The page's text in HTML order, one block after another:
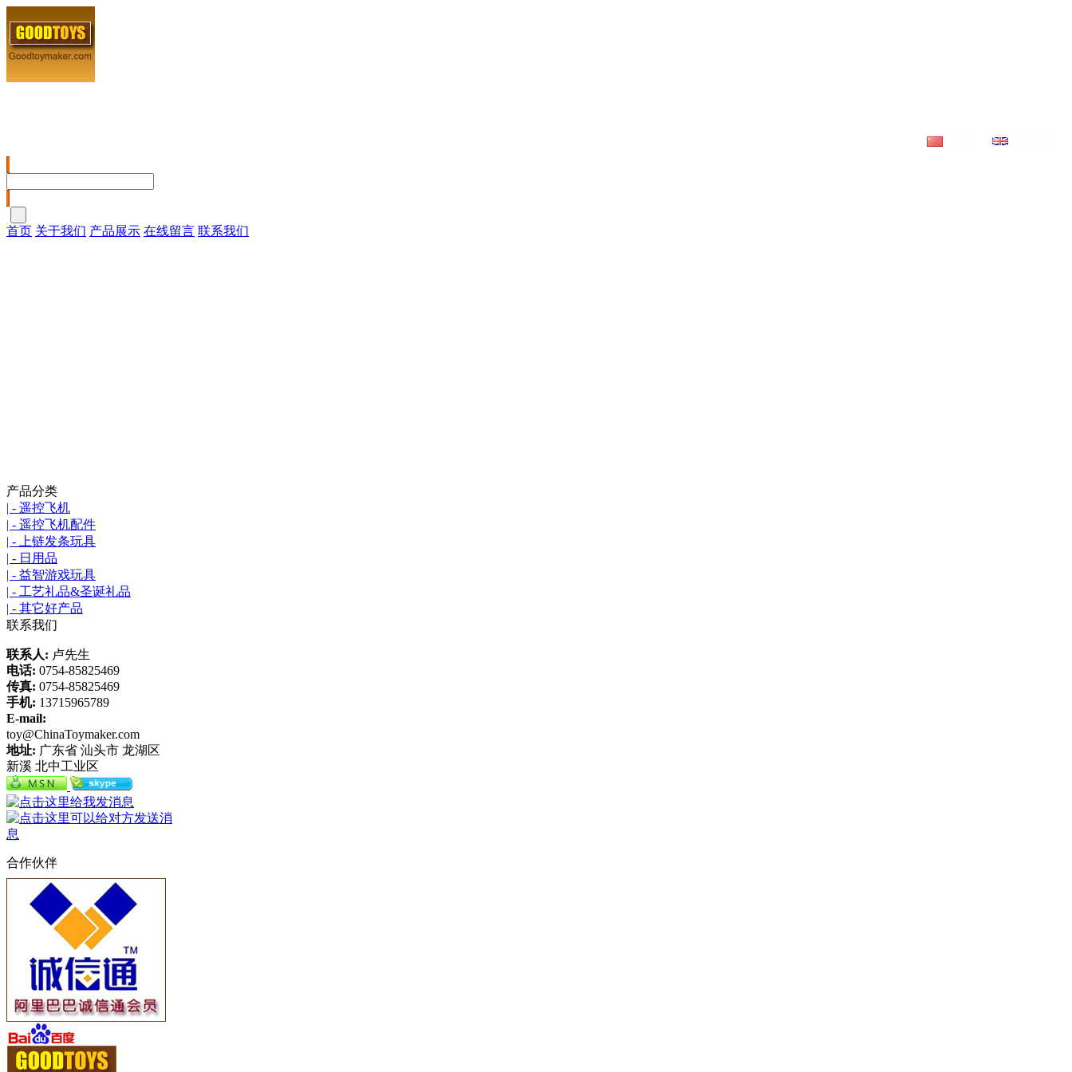
首页 关于我们 产品展示 在线留言 联系我们
产品分类
| - 遥控飞机
| - 遥控飞机配件
| - 上链发条玩具
| - 日用品
| - 益智游戏玩具
| - 工艺礼品&圣诞礼品
| - 其它好产品
联系我们
联系人: 卢先生
电话: 0754-85825469
传真: 0754-85825469
手机: 13715965789
E-mail:
toy@ChinaToymaker.com
地址: 广东省 汕头市 龙湖区
新溪 北中工业区
合作伙伴